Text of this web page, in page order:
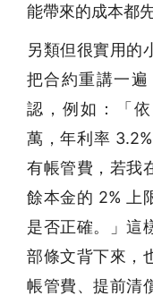
能帶來的成本都
另類但很實用的
把合約重講一
認，例如：「
萬，年利率
有帳管費，若我
餘本金的 2% 上
是否正確。」這
部條文背下來，
帳管費、提前清